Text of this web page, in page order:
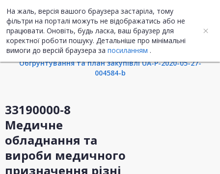
На жаль, версія вашого браузера застаріла, тому
фільтри на порталі можуть не відображатись або не
працювати. Оновіть, будь ласка, ваш браузер для
коректної роботи пошуку. Детальніше про мінімальні
вимоги до версій браузера за посиланням .
UA ENG
Інформація про закупівлю
Обгрунтування та план закупівлі UA-P-2020-05-27-
004584-b
33190000-8
Медичне
обладнання та
вироби медичного
призначення різні